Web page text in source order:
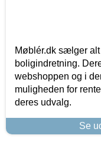
Møblér.dk sælger
boligindretning.
webshoppen og i
muligheden for
deres udvalg.
Se